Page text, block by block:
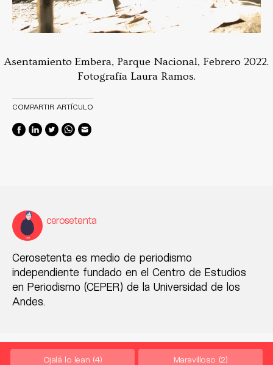
Asentamiento Embera, Parque Nacional, Febrero 2022.
Fotografía Laura Ramos.
COMPARTIR ARTÍCULO
cerosetenta
Cerosetenta es medio de periodismo
independiente fundado en el Centro de Estudios
en Periodismo (CEPER) de la Universidad de los
Andes.
Ojalá lo lean (4) Maravilloso (2)